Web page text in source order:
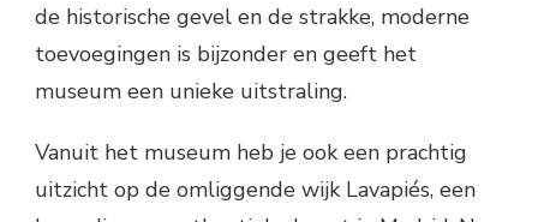
de historische gevel en de strakke, moderne
toevoegingen is bijzonder en geeft het
museum een unieke uitstraling.
Vanuit het museum heb je ook een prachtig
uitzicht op de omliggende wijk Lavapiés, een